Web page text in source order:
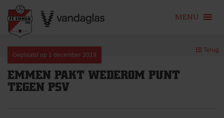
content
MENU
Geplaatst op 1 december 2019
Terug
EMMEN PAKT WEDEROM PUNT
TEGEN PSV